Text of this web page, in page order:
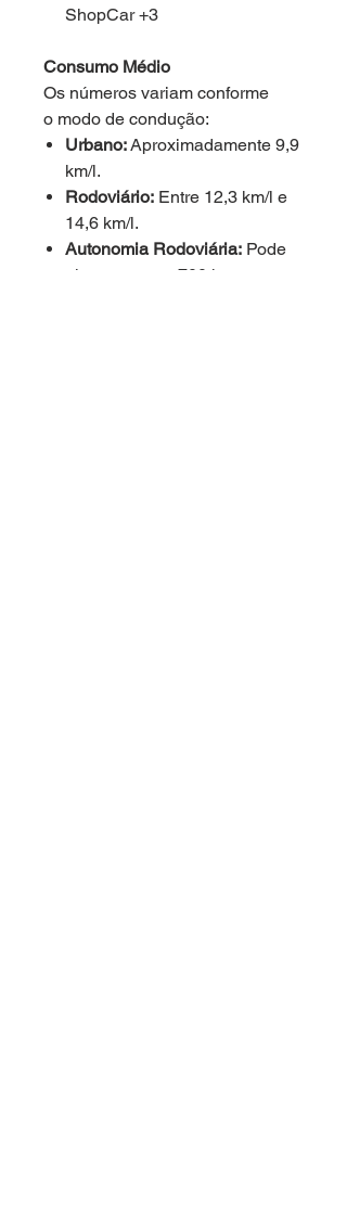
ShopCar +3
Consumo Médio
Os números variam conforme
o modo de condução:
Urbano:Aproximadamente 9,9
km/l.
Rodoviário: Entre 12,3 km/l e
14,6 km/l.
Autonomia Rodoviária: Pode
ultrapassar os 700 km com um